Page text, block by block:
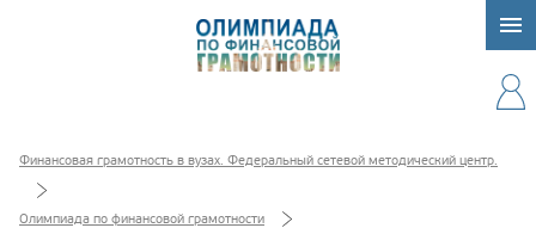
Финансовая грамотность в вузах. Федеральный сетевой методический центр.
Олимпиада по финансовой грамотности